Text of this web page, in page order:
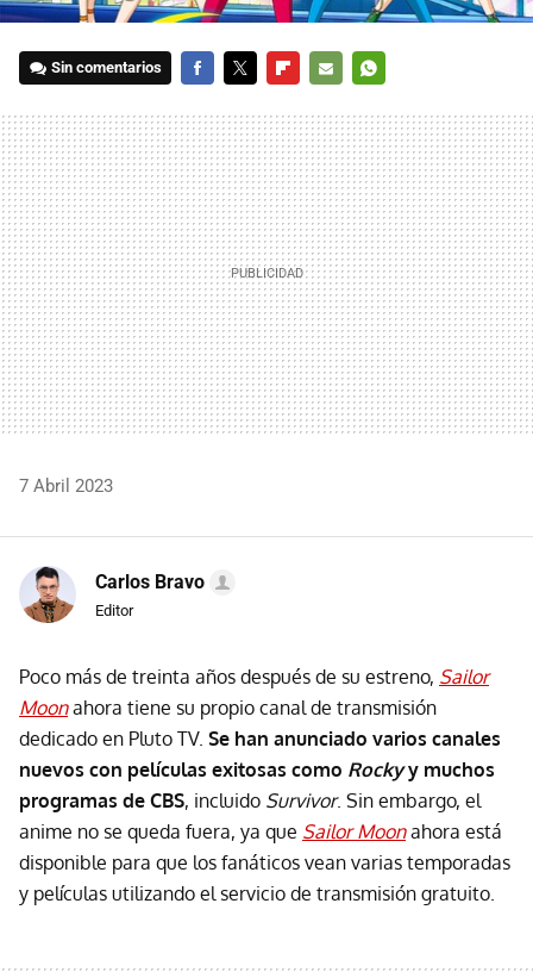
Sin comentarios
MAIL
7 Abril 2023
Carlos Bravo
Editor
Poco más de treinta años después de su estreno, Sailor
Moonahora tiene su propio canal de transmisión
dedicado en Pluto TV. Se han anunciado varios canales
nuevos con películas exitosas como Rockyy muchos
programas de CBS, incluido Survivor. Sin embargo, el
anime no se queda fuera, ya que Sailor Moonahora está
disponible para que los fanáticos vean varias temporadas
y películas utilizando el servicio de transmisión gratuito.